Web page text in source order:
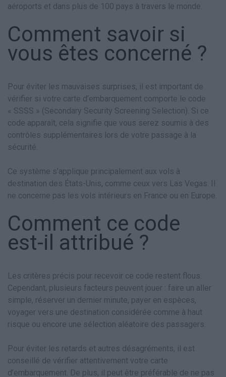
aéroports et dans plus de 100 pays à travers le monde.
Comment savoir si
vous êtes concerné ?
Pour éviter les mauvaises surprises, il est important de
vérifier si votre carte d’embarquement comporte le code
« SSSS » (Secondary Security Screening Selection). Si ce
code apparaît, cela signifie que vous serez soumis à des
contrôles supplémentaires lors de votre passage à la
sécurité.
Ce système s’applique principalement aux vols à
destination des États-Unis, comme ceux vers Las Vegas. Il
ne concerne pas les vols intérieurs en France ou en Europe.
Comment ce code
est-il attribué ?
Les critères précis pour recevoir ce code restent flous.
Cependant, plusieurs facteurs peuvent jouer : faire un aller
simple, réserver un dernier minute, payer en espèces,
voyager vers une destination considérée comme à haut
risque ou encore une sélection aléatoire des passagers.
Pour éviter les retards et autres désagréments, il est
conseillé de vérifier attentivement votre carte
d’embarquement. De plus, il peut être préférable de ne pas